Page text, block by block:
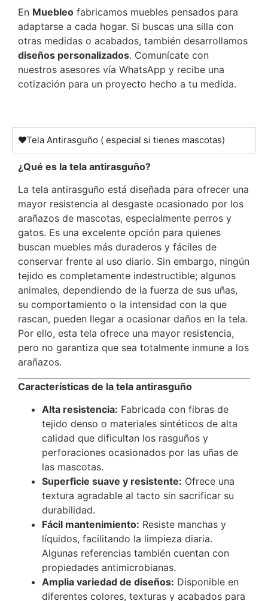
En Muebleo fabricamos muebles pensados para
adaptarse a cada hogar. Si buscas una silla con
otras medidas o acabados, también desarrollamos
diseños personalizados. Comunícate con
nuestros asesores vía WhatsApp y recibe una
cotización para un proyecto hecho a tu medida.
Tela Antirasguño ( especial si tienes mascotas)
¿Qué es la tela antirasguño?
La tela antirasguño está diseñada para ofrecer una
mayor resistencia al desgaste ocasionado por los
arañazos de mascotas, especialmente perros y
gatos. Es una excelente opción para quienes
buscan muebles más duraderos y fáciles de
conservar frente al uso diario. Sin embargo, ningún
tejido es completamente indestructible; algunos
animales, dependiendo de la fuerza de sus uñas,
su comportamiento o la intensidad con la que
rascan, pueden llegar a ocasionar daños en la tela.
Por ello, esta tela ofrece una mayor resistencia,
pero no garantiza que sea totalmente inmune a los
arañazos.
Características de la tela antirasguño
Alta resistencia: Fabricada con fibras de
tejido denso o materiales sintéticos de alta
calidad que dificultan los rasguños y
perforaciones ocasionados por las uñas de
las mascotas.
Superficie suave y resistente: Ofrece una
textura agradable al tacto sin sacrificar su
durabilidad.
Fácil mantenimiento: Resiste manchas y
líquidos, facilitando la limpieza diaria.
Algunas referencias también cuentan con
propiedades antimicrobianas.
Amplia variedad de diseños: Disponible en
diferentes colores, texturas y acabados para